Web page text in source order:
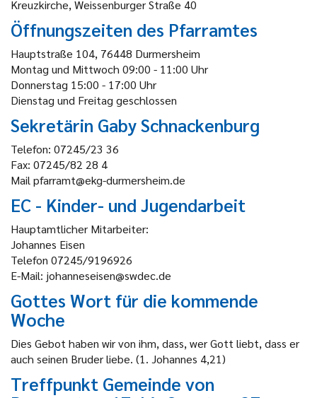
Kreuzkirche, Weissenburger Straße 40
Öffnungszeiten des Pfarramtes
Hauptstraße 104, 76448 Durmersheim
Montag und Mittwoch 09:00 - 11:00 Uhr
Donnerstag 15:00 - 17:00 Uhr
Dienstag und Freitag geschlossen
Sekretärin Gaby Schnackenburg
Telefon: 07245/23 36
Fax: 07245/82 28 4
Mail pfarramt@ekg-durmersheim.de
EC - Kinder- und Jugendarbeit
Hauptamtlicher Mitarbeiter:
Johannes Eisen
Telefon 07245/9196926
E-Mail: johanneseisen@swdec.de
Gottes Wort für die kommende
Woche
Dies Gebot haben wir von ihm, dass, wer Gott liebt, dass er
auch seinen Bruder liebe. (1. Johannes 4,21)
Treffpunkt Gemeinde von